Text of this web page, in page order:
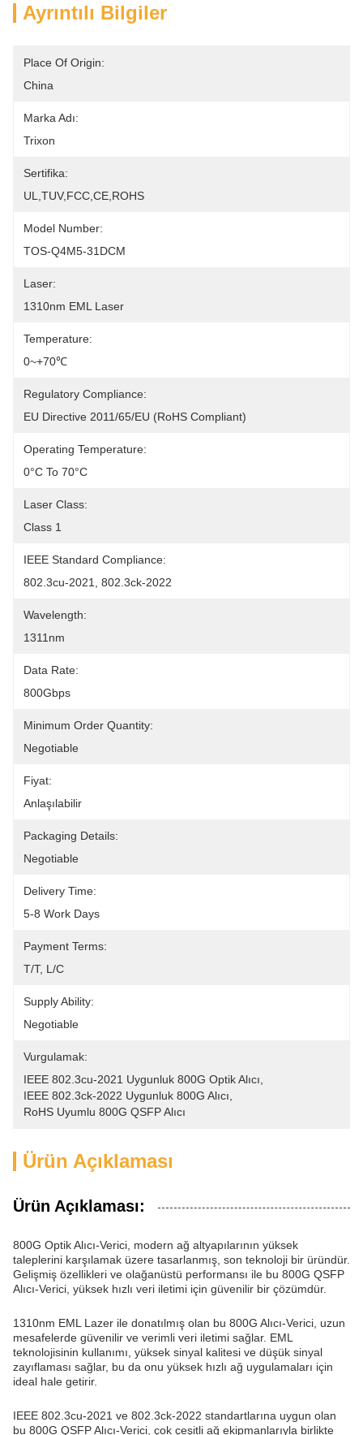
Ayrıntılı Bilgiler
Place Of Origin:
China
Marka Adı:
Trixon
Sertifika:
UL,TUV,FCC,CE,ROHS
Model Number:
TOS-Q4M5-31DCM
Laser:
1310nm EML Laser
Temperature:
0~+70℃
Regulatory Compliance:
EU Directive 2011/65/EU (RoHS Compliant)
Operating Temperature:
0°C To 70°C
Laser Class:
Class 1
IEEE Standard Compliance:
802.3cu-2021, 802.3ck-2022
Wavelength:
1311nm
Data Rate:
800Gbps
Minimum Order Quantity:
Negotiable
Fiyat:
Anlaşılabilir
Packaging Details:
Negotiable
Delivery Time:
5-8 Work Days
Payment Terms:
T/T, L/C
Supply Ability:
Negotiable
Vurgulamak:
IEEE 802.3cu-2021 Uygunluk 800G Optik Alıcı
IEEE 802.3ck-2022 Uygunluk 800G Alıcı
RoHS Uyumlu 800G QSFP Alıcı
Ürün Açıklaması
Ürün Açıklaması:
800G Optik Alıcı-Verici, modern ağ altyapılarının yüksek
taleplerini karşılamak üzere tasarlanmış, son teknoloji bir üründür.
Gelişmiş özellikleri ve olağanüstü performansı ile bu 800G QSFP
Alıcı-Verici, yüksek hızlı veri iletimi için güvenilir bir çözümdür.
1310nm EML Lazer ile donatılmış olan bu 800G Alıcı-Verici, uzun
mesafelerde güvenilir ve verimli veri iletimi sağlar. EML
teknolojisinin kullanımı, yüksek sinyal kalitesi ve düşük sinyal
zayıflaması sağlar, bu da onu yüksek hızlı ağ uygulamaları için
ideal hale getirir.
IEEE 802.3cu-2021 ve 802.3ck-2022 standartlarına uygun olan
bu 800G QSFP Alıcı-Verici, çok çeşitli ağ ekipmanlarıyla birlikte